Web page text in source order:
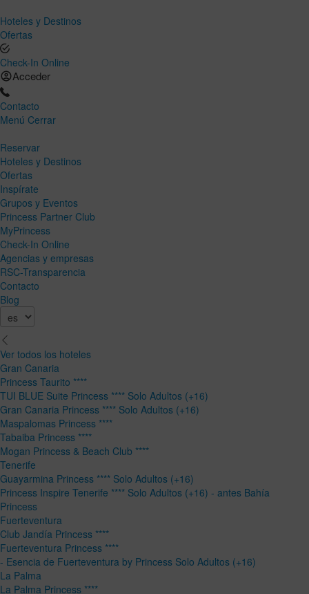
Hoteles y Destinos
Ofertas
Check-In Online
Acceder
Contacto
Menú Cerrar
Reservar
Hoteles y Destinos
Ofertas
Inspírate
Grupos y Eventos
Princess Partner Club
MyPrincess
Check-In Online
Agencias y empresas
RSC-Transparencia
Contacto
Blog
Ver todos los hoteles
Gran Canaria
Princess Taurito ****
TUI BLUE Suite Princess **** Solo Adultos (+16)
Gran Canaria Princess **** Solo Adultos (+16)
Maspalomas Princess ****
Tabaiba Princess ****
Mogan Princess & Beach Club ****
Tenerife
Guayarmina Princess **** Solo Adultos (+16)
Princess Inspire Tenerife **** Solo Adultos (+16) - antes Bahía
Princess
Fuerteventura
Club Jandía Princess ****
Fuerteventura Princess ****
- Esencia de Fuerteventura by Princess Solo Adultos (+16)
La Palma
La Palma Princess ****